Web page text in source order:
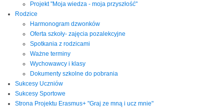
Projekt "Moja wiedza - moja przyszłość"
Rodzice
Harmonogram dzwonków
Oferta szkoły- zajęcia pozalekcyjne
Spotkania z rodzicami
Ważne terminy
Wychowawcy i klasy
Dokumenty szkolne do pobrania
Sukcesy Uczniów
Sukcesy Sportowe
Strona Projektu Erasmus+ "Graj ze mną i ucz mnie"